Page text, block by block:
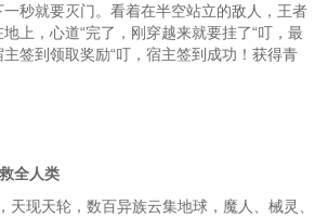
秒就要灭门。看着在半空站立的敌人，王者
上，心道“完了，刚穿越来就要挂了“叮，最
签到领取奖励“叮，宿主签到成功！获得青
全人类
天现天轮，数百异族云集地球，魔人、械灵、